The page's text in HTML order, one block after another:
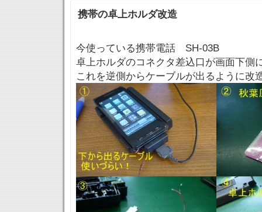
携帯の卓上ホルダ改造
今使っている携帯電話 SH-03B
卓上ホルダのコネクタ差込口が画面下側
これを逆側からケーブルが出るように改